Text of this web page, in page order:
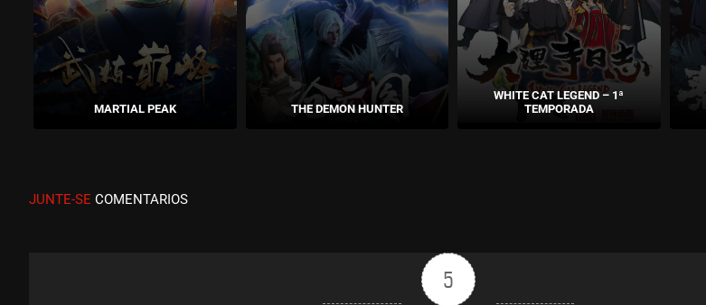
MARTIAL PEAK THE DEMON HUNTER
WHITE CAT LEGEND – 1ª
TEMPORADA
JUNTE-SE COMENTARIOS
5